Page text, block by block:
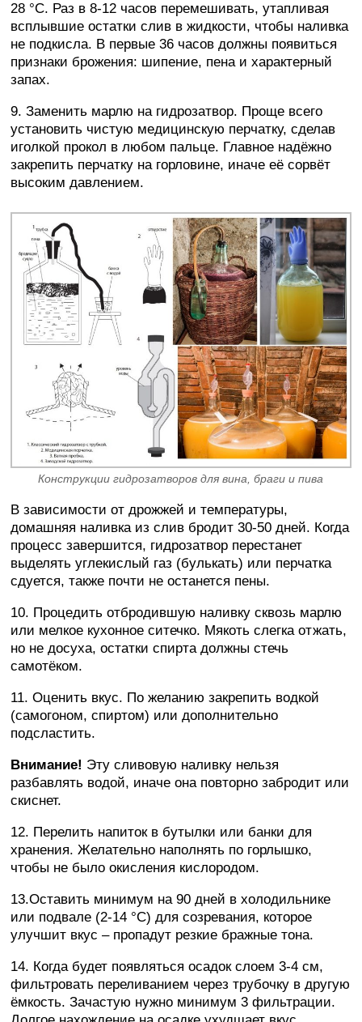
28 °C. Раз в 8-12 часов перемешивать, утапливая
всплывшие остатки слив в жидкости, чтобы наливка
не подкисла. В первые 36 часов должны появиться
признаки брожения: шипение, пена и характерный
запах.
9. Заменить марлю на гидрозатвор. Проще всего
установить чистую медицинскую перчатку, сделав
иголкой прокол в любом пальце. Главное надёжно
закрепить перчатку на горловине, иначе её сорвёт
высоким давлением.
Конструкции гидрозатворов для вина, браги и пива
В зависимости от дрожжей и температуры,
домашняя наливка из слив бродит 30-50 дней. Когда
процесс завершится, гидрозатвор перестанет
выделять углекислый газ (булькать) или перчатка
сдуется, также почти не останется пены.
10. Процедить отбродившую наливку сквозь марлю
или мелкое кухонное ситечко. Мякоть слегка отжать,
но не досуха, остатки спирта должны стечь
самотёком.
11. Оценить вкус. По желанию закрепить водкой
(самогоном, спиртом) или дополнительно
подсластить.
Внимание! Эту сливовую наливку нельзя
разбавлять водой, иначе она повторно забродит или
скиснет.
12. Перелить напиток в бутылки или банки для
хранения. Желательно наполнять по горлышко,
чтобы не было окисления кислородом.
13.Оставить минимум на 90 дней в холодильнике
или подвале (2-14 °C) для созревания, которое
улучшит вкус – пропадут резкие бражные тона.
14. Когда будет появляться осадок слоем 3-4 см,
фильтровать переливанием через трубочку в другую
ёмкость. Зачастую нужно минимум 3 фильтрации.